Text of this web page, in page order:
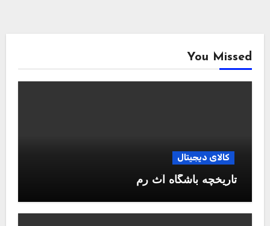
You Missed
کالای دیجیتال
تاریخچه باشگاه آث رم